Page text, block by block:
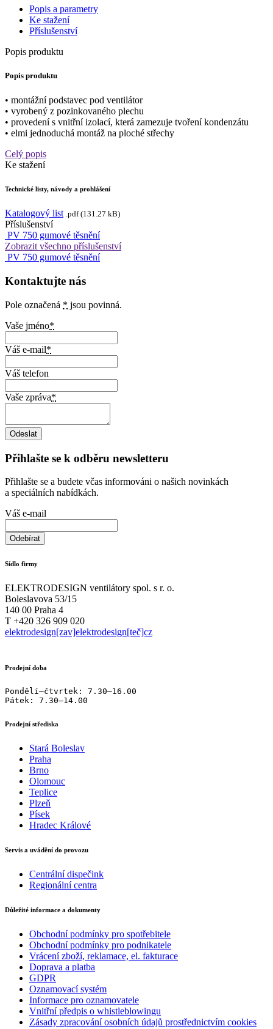
Popis a parametry
Ke stažení
Příslušenství
Popis produktu
Popis produktu
• montážní podstavec pod ventilátor
• vyrobený z pozinkovaného plechu
• provedení s vnitřní izolací, která zamezuje tvoření kondenzátu
• elmi jednoduchá montáž na ploché střechy
Celý popis
Ke stažení
Technické listy, návody a prohlášení
Katalogový list .pdf (131.27 kB)
Příslušenství
PV 750 gumové těsnění
Zobrazit všechno příslušenství
PV 750 gumové těsnění
Kontaktujte nás
Pole označená * jsou povinná.
Vaše jméno*
Váš e-mail*
Váš telefon
Vaše zpráva*
Přihlašte se k odběru newsletteru
Přihlašte se a budete včas informováni o našich novinkách
a speciálních nabídkách.
Váš e-mail
Sídlo firmy
ELEKTRODESIGN ventilátory spol. s r. o.
Boleslavova 53/15
140 00 Praha 4
T +420 326 909 020
elektrodesign[zav]elektrodesign[teč]cz
Prodejní doba
Pondělí–čtvrtek: 7.30–16.00
Pátek: 7.30–14.00
Prodejní střediska
Stará Boleslav
Praha
Brno
Olomouc
Teplice
Plzeň
Písek
Hradec Králové
Servis a uvádění do provozu
Centrální dispečink
Regionální centra
Důležité informace a dokumenty
Obchodní podmínky pro spotřebitele
Obchodní podmínky pro podnikatele
Vrácení zboží, reklamace, el. fakturace
Doprava a platba
GDPR
Oznamovací systém
Informace pro oznamovatele
Vnitřní předpis o whistleblowingu
Zásady zpracování osobních údajů prostřednictvím cookies